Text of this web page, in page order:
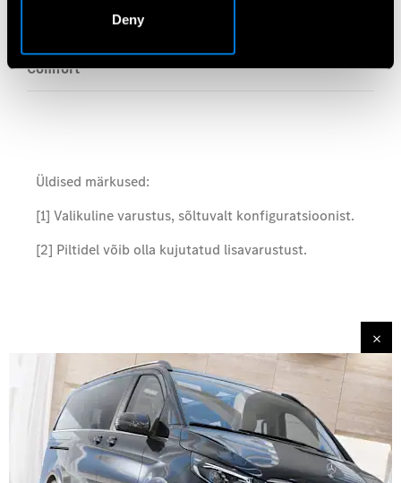
Deny
Comfort
Üldised märkused:
[1] Valikuline varustus, sõltuvalt konfiguratsioonist.
[2] Piltidel võib olla kujutatud lisavarustust.